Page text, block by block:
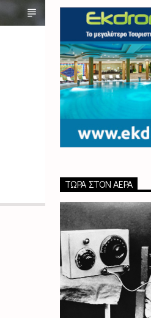
ΤΏΡΑ ΣΤΟΝ ΑΈΡΑ